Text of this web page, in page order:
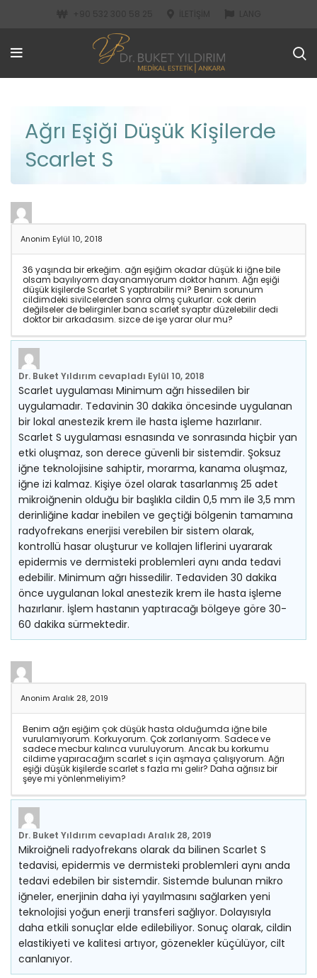
Ağrı Eşiği Düşük Kişilerde
Scarlet S
Anonim Eylül 10, 2018
36 yaşında bir erkeğim. ağrı eşiğim okadar düşük ki iğne bile
olsam bayılıyorm dayanamıyorum doktor hanım. Ağrı eşiği
düşük kişilerde Scarlet S yaptırabilir mi? Benim sorunum
cildimdeki sivilcelerden sonra olmş çukurlar. cok derin
değilseler de belirginler.bana scarlet syaptır düzelebilir dedi
doktor bir arkadasım. sizce de işe yarar olur mu?
Dr. Buket Yıldırım cevapladı Eylül 10, 2018
Scarlet uygulaması Minimum ağrı hissedilen bir
uygulamadır. Tedavinin 30 dakika öncesinde uygulanan
bir lokal anestezik krem ile hasta işleme hazırlanır.
Scarlet S uygulaması esnasında ve sonrasında hiçbir yan
etki oluşmaz, son derece güvenli bir sistemdir. Şoksuz
iğne teknolojisine sahiptir, morarma, kanama oluşmaz,
iğne izi kalmaz. Kişiye özel olarak tasarlanmış 25 adet
mikroiğnenin olduğu bir başlıkla cildin 0,5 mm ile 3,5 mm
derinliğine kadar inebilen ve geçtiği bölgenin tamamına
radyofrekans enerjisi verebilen bir sistem olarak,
kontrollü hasar oluşturur ve kollajen liflerini uyararak
epidermis ve dermisteki problemleri aynı anda tedavi
edebilir. Minimum ağrı hissedilir. Tedaviden 30 dakika
önce uygulanan lokal anestezik krem ile hasta işleme
hazırlanır. İşlem hastanın yaptıracağı bölgeye göre 30-
60 dakika sürmektedir.
Anonim Aralık 28, 2019
Benim ağrı eşiğim çok düşük hasta olduğumda iğne bile
vurulamıyorum. Korkuyorum. Çok zorlanıyorm. Sadece ve
sadece mecbur kalınca vuruluyorum. Ancak bu korkumu
cildime yapıracağım scarlet s için aşmaya çalışıyorum. Ağrı
eşiği düşük kişilerde scarlet s fazla mı gelir? Daha ağrısız bir
şeye mi yönlenmeliyim?
Dr. Buket Yıldırım cevapladı Aralık 28, 2019
Mikroiğneli radyofrekans olarak da bilinen Scarlet S
tedavisi, epidermis ve dermisteki problemleri aynı anda
tedavi edebilen bir sistemdir. Sistemde bulunan mikro
iğneler, enerjinin daha iyi yayılmasını sağlarken yeni
teknolojisi yoğun enerji transferi sağlıyor. Dolayısıyla
daha etkili sonuçlar elde edilebiliyor. Sonuç olarak, cildin
elastikiyeti ve kalitesi artıyor, gözenekler küçülüyor, cilt
canlanıyor.